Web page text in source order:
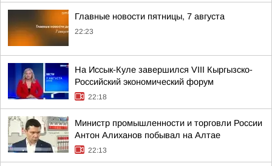
Главные новости пятницы, 7 августа
22:23
На Иссык-Куле завершился VIII Кыргызско-
Российский экономический форум
22:18
Министр промышленности и торговли России
Антон Алиханов побывал на Алтае
22:13